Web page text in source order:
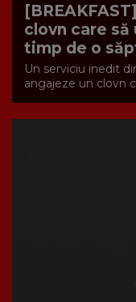
clovn care să
timp de o
Un serviciu inedit
angajeze un clovn